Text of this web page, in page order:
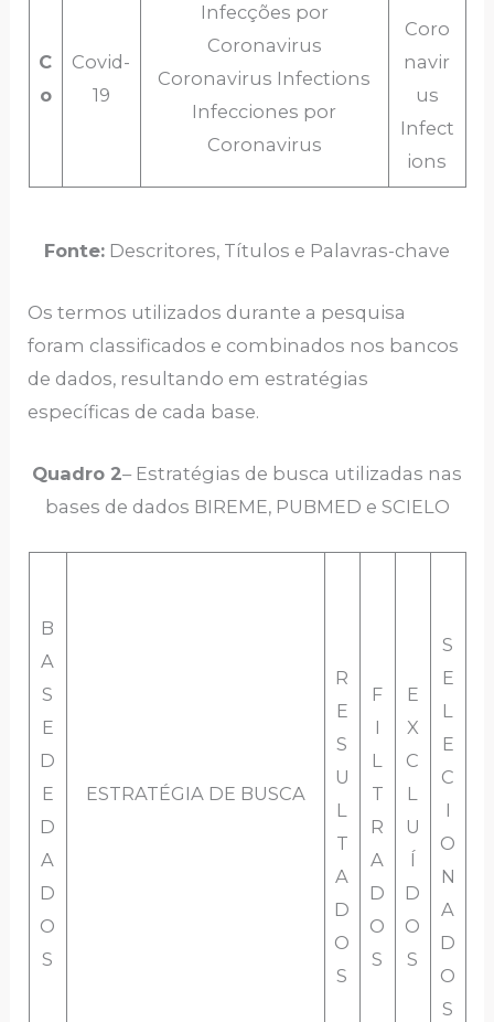
C
o
Covid-
19
Infecções por
Coronavirus
Coronavirus Infections
Infecciones por
Coronavirus
Coro
navir
us
Infect
ions
Fonte: Descritores, Títulos e Palavras-chave
Os termos utilizados durante a pesquisa
foram classificados e combinados nos bancos
de dados, resultando em estratégias
específicas de cada base.
Quadro 2– Estratégias de busca utilizadas nas
bases de dados BIREME, PUBMED e SCIELO
B
A
S
E
D
E
D
A
D
O
S
ESTRATÉGIA DE BUSCA
R
E
S
U
L
T
A
D
O
S
F
I
L
T
R
A
D
O
S
E
X
C
L
U
Í
D
O
S
S
E
L
E
C
I
O
N
A
D
O
S